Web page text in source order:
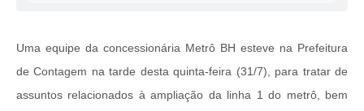
Uma equipe da concessionária Metrô BH esteve na Prefeitura
de Contagem na tarde desta quinta-feira (31/7), para tratar de
assuntos relacionados à ampliação da linha 1 do metrô, bem